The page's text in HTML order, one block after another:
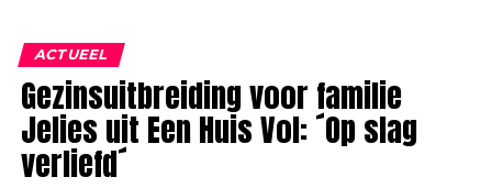
ACTUEEL
Gezinsuitbreiding voor familie
Jelies uit Een Huis Vol: ´Op slag
verliefd´